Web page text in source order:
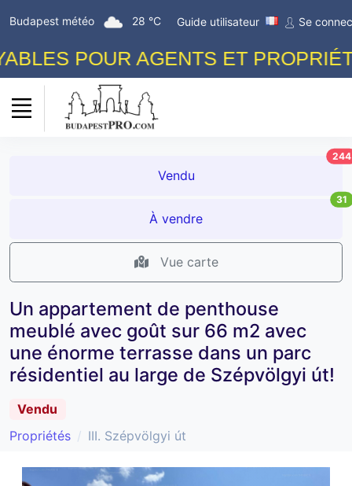
Budapest météo 28 °C Guide utilisateur Se
POUR AGENTS ET
Vendu
244
À vendre
31
Vue carte
Un appartement de penthouse
meublé avec goût sur 66 m2 avec
une énorme terrasse dans un parc
résidentiel au large de Szépvölgyi út!
Vendu
Propriétés
III. Szépvölgyi út